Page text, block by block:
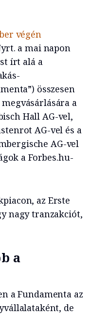
végén
a mai napon
írt alá a
összesen
a
Hall AG-vel,
AG-vel és a
AG-vel
a Forbes.hu-
az Erste
nagy tranzakciót,
a
a Fundamenta az
de